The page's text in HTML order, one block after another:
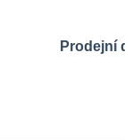
Prodejní